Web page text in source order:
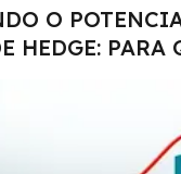
O
HEDGE: PARA